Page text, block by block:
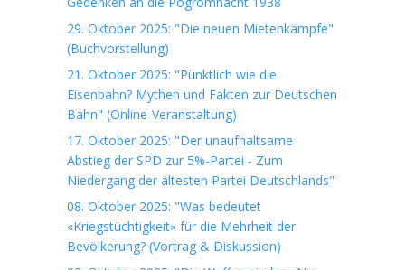
29. Oktober 2025: "Die neuen Mietenkämpfe"
(Buchvorstellung)
21. Oktober 2025: "Pünktlich wie die
Eisenbahn? Mythen und Fakten zur Deutschen
Bahn" (Online-Veranstaltung)
17. Oktober 2025: "Der unaufhaltsame
Abstieg der SPD zur 5%-Partei - Zum
Niedergang der ältesten Partei Deutschlands"
08. Oktober 2025: "Was bedeutet
«Kriegstüchtigkeit» für die Mehrheit der
Bevölkerung? (Vortrag & Diskussion)